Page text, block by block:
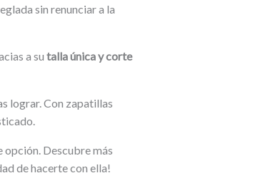
sin renunciar a la
a su talla única y corte
lograr. Con zapatillas
opción. Descubre más
de hacerte con ella!